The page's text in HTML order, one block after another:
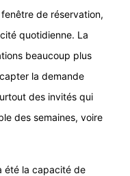
de réservation,
quotidienne. La
beaucoup plus
la demande
des invités qui
des semaines, voire
été la capacité de